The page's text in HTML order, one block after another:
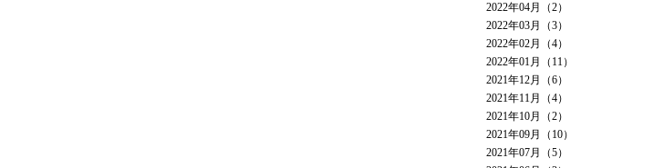
2022年04月（2）
2022年03月（3）
2022年02月（4）
2022年01月（11）
2021年12月（6）
2021年11月（4）
2021年10月（2）
2021年09月（10）
2021年07月（5）